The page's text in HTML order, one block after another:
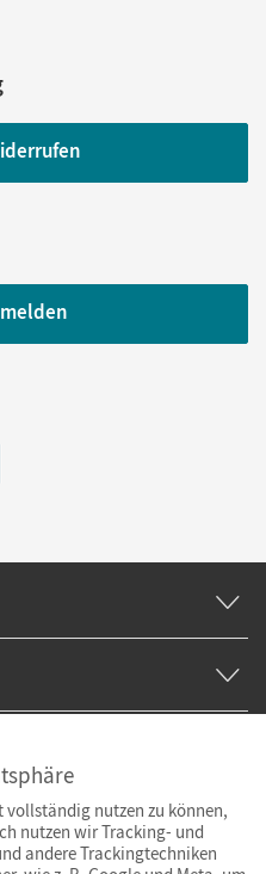
vollständig nutzen zu können,
nutzen wir Tracking- und
andere Trackingtechniken